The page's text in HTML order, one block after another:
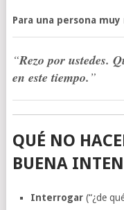
Para una persona
“Rezo por ustedes.
en este tiempo. ”
QUÉ NO
BUENA
Interrogar (“¿de